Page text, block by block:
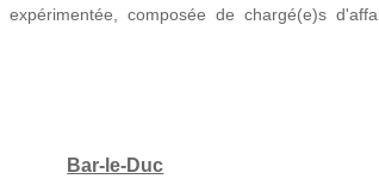
composée de chargé(e)s
Bar-le-Duc